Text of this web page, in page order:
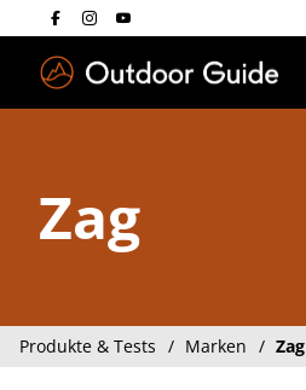
Zag
Produkte & Tests Marken Zag